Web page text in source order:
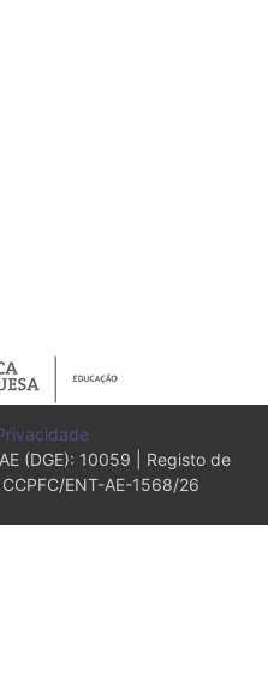
(DGE): 10059 | Registo de
ENT-AE-1568/26